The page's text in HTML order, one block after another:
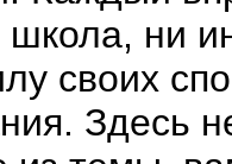
ни
своих
Здесь